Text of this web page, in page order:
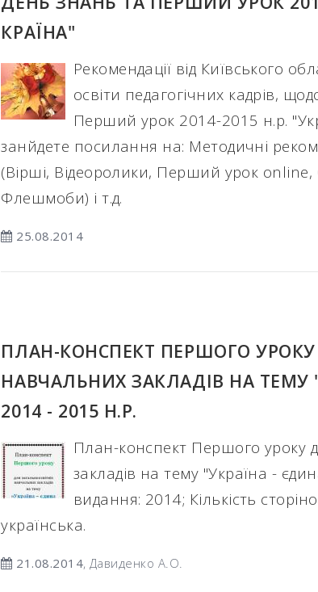
КРАЇНА"
Рекомендації від Київського
освіти педагогічних кадрів,
Перший урок 2014-2015 н.р.
занйдете посилання на: Методичні
(Вірші, Відеоролики, Перший урок online,
Флешмоби) і т.д.
25.08.2014
ПЛАН-КОНСПЕКТ ПЕРШОГО
НАВЧАЛЬНИХ ЗАКЛАДІВ НА ТЕМУ
2014 - 2015 Н.Р.
План-конспект Першого уроку
закладів на тему "Україна -
видання: 2014; Кількість
українська.
21.08.2014, Давиденко А.О.